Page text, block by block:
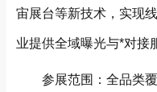
宙展台等新技术，实现
业提供全域曝光与*对接
参展范围：全品类